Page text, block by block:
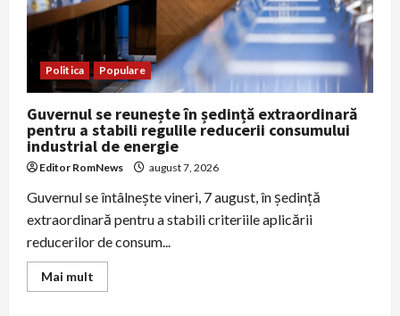
Politica Populare
Guvernul se reunește în ședință extraordinară
pentru a stabili regulile reducerii consumului
industrial de energie
Editor RomNews august 7, 2026
Guvernul se întâlneşte vineri, 7 august, în şedinţă
extraordinară pentru a stabili criteriile aplicării
reducerilor de consum...
Mai mult
more